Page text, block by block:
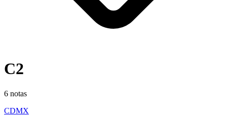
C2
6 notas
CDMX